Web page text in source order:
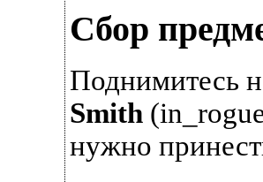
Сбор
Поднимитесь
Smith
нужно